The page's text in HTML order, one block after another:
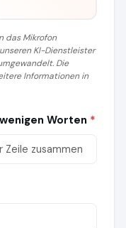
das Mikrofon
KI-Dienstleister
Die
Informationen in
Worten *